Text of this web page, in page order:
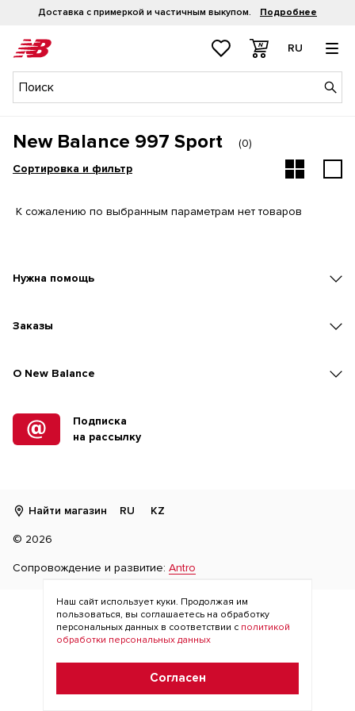
Доставка с примеркой и частичным выкупом. Подробнее
RU
New Balance 997 Sport (0)
Сортировка и фильтр
К сожалению по выбранным параметрам нет товаров
Нужна помощь
Заказы
O New Balance
Подписка
на рассылку
Найти магазин RU KZ
© 2026
Сопровождение и развитие: Antro
Наш сайт использует куки. Продолжая им
пользоваться, вы соглашаетесь на обработку
персональных данных в соответствии с политикой
обработки персональных данных
Согласен